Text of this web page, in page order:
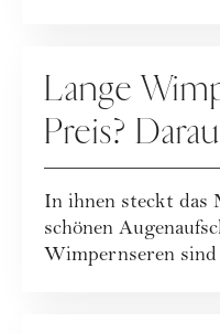
Lange
Preis?
In ihnen steckt
schönen
Wimpernseren